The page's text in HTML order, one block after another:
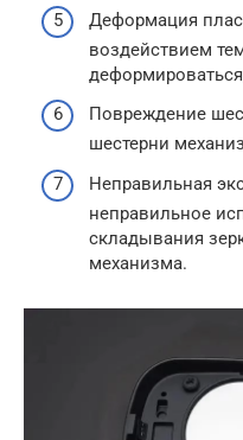
Деформация
воздействием
Повреждение
шестерни
Неправильная
неправильное
складывания
механизма.